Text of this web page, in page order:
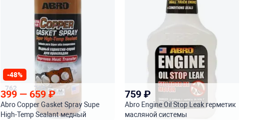
-48%
762
399 — 735
659₽
Abro Copper Gasket Spray Supe
High-Temp Sealant медный
759₽
Abro Engine Oil Stop Leak герметик
масляной системы